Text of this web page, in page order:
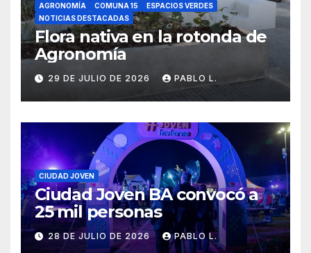
AGRONOMÍA COMUNA 15
ESPACIOS VERDES
NOTICIAS DESTACADAS
Flora nativa en la rotonda de
Agronomía
29 DE JULIO DE 2026 PABLO L.
CIUDAD JOVEN
Ciudad Joven BA convocó a
25 mil personas
28 DE JULIO DE 2026 PABLO L.